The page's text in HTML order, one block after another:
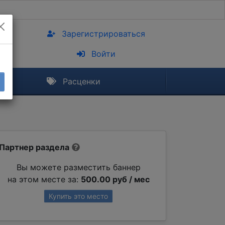
Зарегистрироваться
Войти
Расценки
Партнер раздела
Вы можете разместить баннер
на этом месте за: 500.00 руб / мес
Купить это место